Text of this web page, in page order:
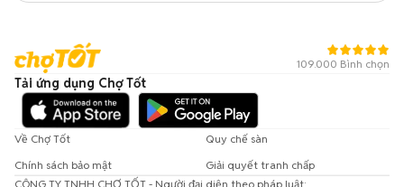
109.000 Bình chọn
Tải ứng dụng Chợ Tốt
Về Chợ Tốt
Quy chế sàn
Chính sách bảo mật
Giải quyết tranh chấp
CÔNG TY TNHH CHỢ TỐT - Người đại diện theo pháp luật: